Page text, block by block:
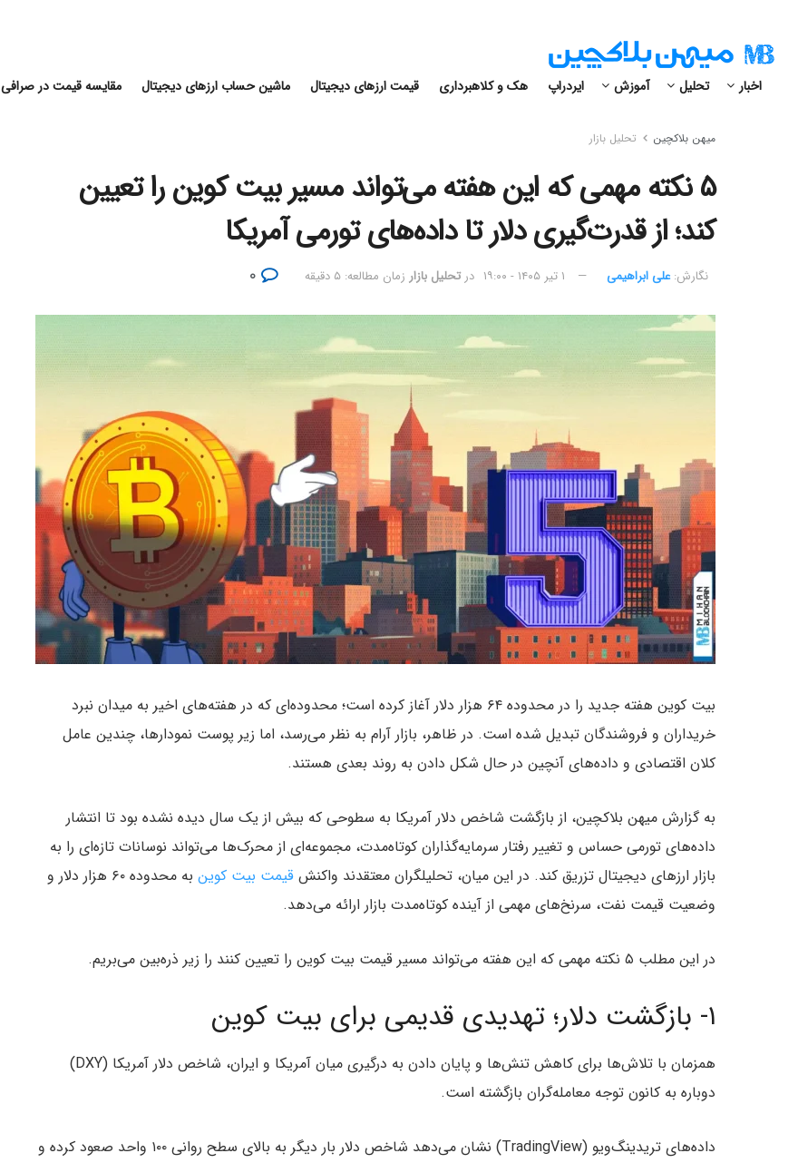
اخبار تحلیل آموزش ایردراپ هک و کلاهبرداری قیمت ارزهای دیجیتال ماشین حساب ارزهای دیجیتال مقایسه قیمت در صرافی
میهن بلاکچین تحلیل بازار
۵ نکته مهمی که این هفته می‌تواند مسیر بیت کوین را تعیین
کند؛ از قدرت‌گیری دلار تا داده‌های تورمی آمریکا
نگارش:‌ علی ابراهیمی ۱ تیر ۱۴۰۵ - ۱۹:۰۰ در تحلیل بازار زمان مطالعه: ۵ دقیقه
بیت کوین هفته جدید را در محدوده ۶۴ هزار دلار آغاز کرده است؛ محدوده‌ای که در هفته‌های اخیر به میدان نبرد
خریداران و فروشندگان تبدیل شده است. در ظاهر، بازار آرام به نظر می‌رسد، اما زیر پوست نمودارها، چندین عامل
کلان اقتصادی و داده‌های آنچین در حال شکل دادن به روند بعدی هستند.
به گزارش میهن بلاکچین، از بازگشت شاخص دلار آمریکا به سطوحی که بیش از یک سال دیده نشده بود تا انتشار
داده‌های تورمی حساس و تغییر رفتار سرمایه‌گذاران کوتاه‌مدت، مجموعه‌ای از محرک‌ها می‌تواند نوسانات تازه‌ای را به
بازار ارزهای دیجیتال تزریق کند. در این میان، تحلیلگران معتقدند واکنش قیمت بیت کوین
به محدوده ۶۰ هزار دلار و
وضعیت قیمت نفت، سرنخ‌های مهمی از آینده کوتاه‌مدت بازار ارائه می‌دهد.
در این مطلب ۵ نکته مهمی که این هفته می‌تواند مسیر قیمت بیت کوین را تعیین کنند را زیر ذره‌بین می‌بریم.
۱- بازگشت دلار؛ تهدیدی قدیمی برای بیت کوین
همزمان با تلاش‌ها برای کاهش تنش‌ها و پایان دادن به درگیری میان آمریکا و ایران، شاخص دلار آمریکا (DXY)
دوباره به کانون توجه معامله‌گران بازگشته است.
داده‌های تریدینگ‌ویو (TradingView) نشان می‌دهد شاخص دلار بار دیگر به بالای سطح روانی ۱۰۰ واحد صعود کرده و